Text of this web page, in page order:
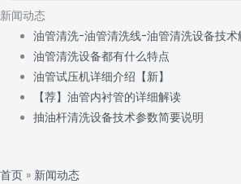
新闻动态
油管清洗-油管清洗线-油管清洗设备技术
油管清洗设备都有什么特点
油管试压机详细介绍【新】
【荐】油管内衬管的详细解读
抽油杆清洗设备技术参数简要说明
首页 » 新闻动态